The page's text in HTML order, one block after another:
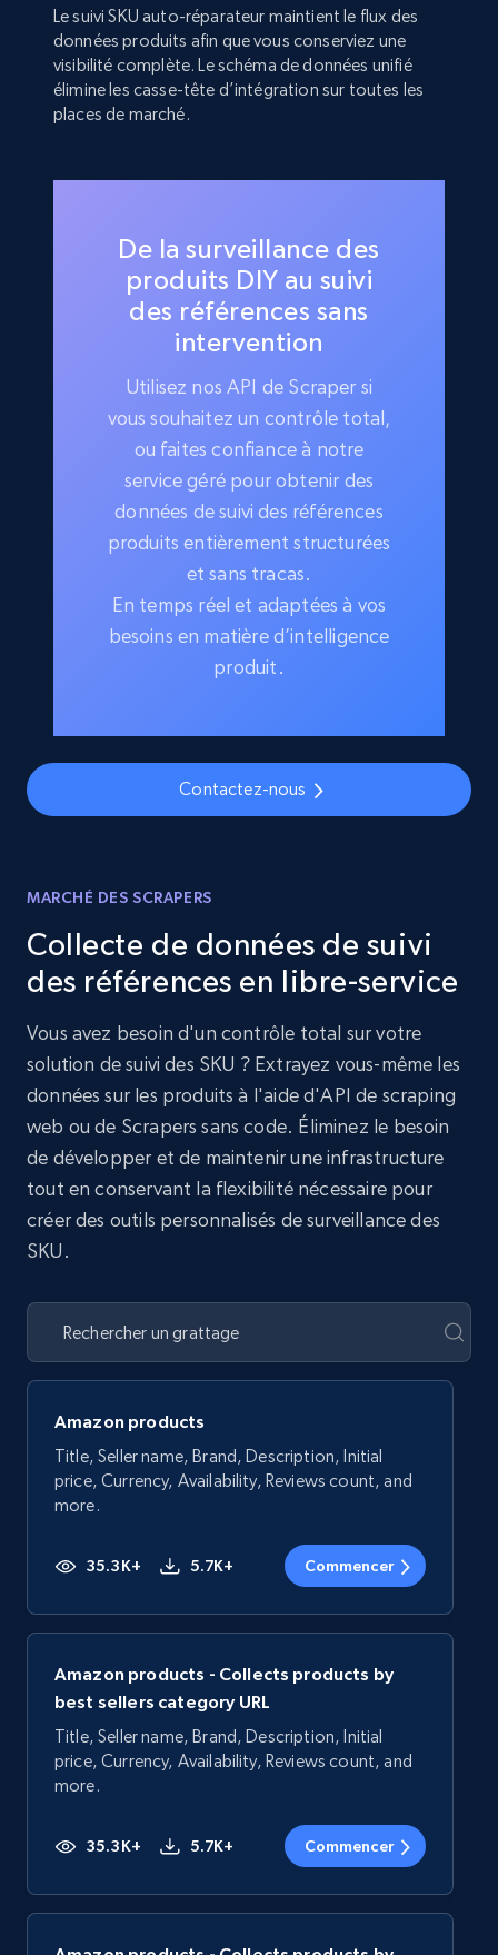
Le suivi SKU auto-réparateur maintient le flux des
données produits afin que vous conserviez une
visibilité complète. Le schéma de données unifié
élimine les casse-tête d’intégration sur toutes les
places de marché.
De la surveillance des
produits DIY au suivi
des références sans
intervention
Utilisez nos API de Scraper si
vous souhaitez un contrôle total,
ou faites confiance à notre
service géré pour obtenir des
données de suivi des références
produits entièrement structurées
et sans tracas.
En temps réel et adaptées à vos
besoins en matière d’intelligence
produit.
Contactez-nous
MARCHÉ DES SCRAPERS
Collecte de données de suivi
des références en libre-service
Vous avez besoin d'un contrôle total sur votre
solution de suivi des SKU ? Extrayez vous-même les
données sur les produits à l'aide d'API de scraping
web ou de Scrapers sans code. Éliminez le besoin
de développer et de maintenir une infrastructure
tout en conservant la flexibilité nécessaire pour
créer des outils personnalisés de surveillance des
SKU.
Amazon products
Title, Seller name, Brand, Description, Initial
price, Currency, Availability, Reviews count, and
more.
35.3K+ 5.7K+ Commencer
Amazon products - Collects products by
best sellers category URL
Title, Seller name, Brand, Description, Initial
price, Currency, Availability, Reviews count, and
more.
35.3K+ 5.7K+ Commencer